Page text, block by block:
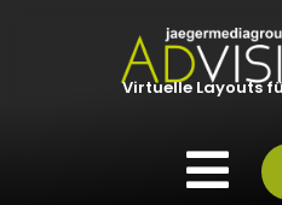
Virtuelle Layouts